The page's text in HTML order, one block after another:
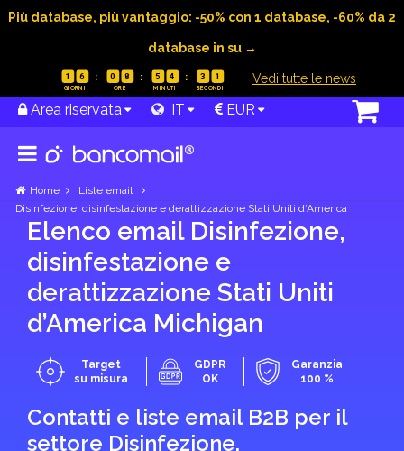
Più database, più vantaggio: -50% con 1 database, -60% da 2
database in su →
1 6 0 8 5 4 3 0 Vedi tutte le news
Area riservata IT EUR
Home
Liste email
Disinfezione, disinfestazione e derattizzazione Stati Uniti d’America
Elenco email Disinfezione,
disinfestazione e
derattizzazione Stati Uniti
d’America Michigan
Target
su misura
GDPR
OK
Garanzia
100 %
Contatti e liste email B2B per il
settore Disinfezione,